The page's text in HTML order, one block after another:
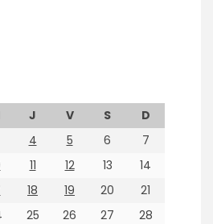
J V S
D
4 5 6
7
11 12 13
14
18 19 20
21
25 26 27
28